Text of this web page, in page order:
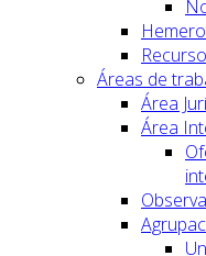
Áreas de
Área
Área